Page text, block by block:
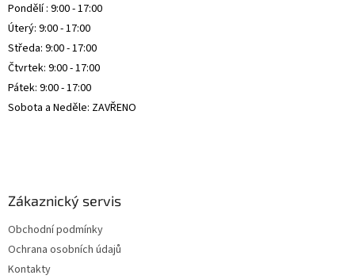
Pondělí : 9:00 - 17:00
Úterý: 9:00 - 17:00
Středa: 9:00 - 17:00
Čtvrtek: 9:00 - 17:00
Pátek: 9:00 - 17:00
Sobota a Neděle: ZAVŘENO
Zákaznický servis
Obchodní podmínky
Ochrana osobních údajů
Kontakty